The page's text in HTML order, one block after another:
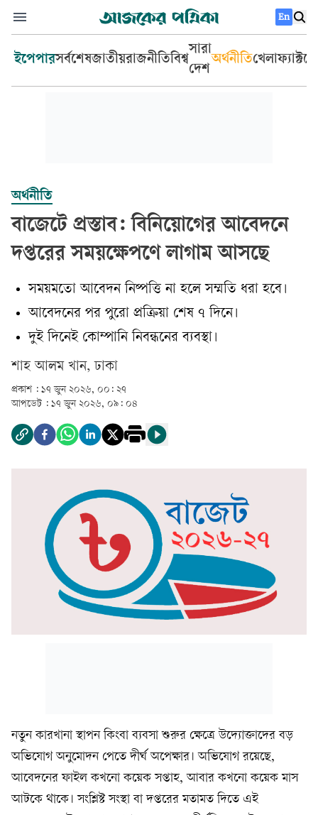
En
ইপেপারসর্বশেষজাতীয়রাজনীতিবিশ্ব
সারা
দেশ
অর্থনীতিখেলা
অর্থনীতি
বাজেটে প্রস্তাব: বিনিয়োগের আবেদনে
দপ্তরের সময়ক্ষেপণে লাগাম আসছে
সময়মতো আবেদন নিষ্পত্তি না হলে সম্মতি ধরা হবে।
আবেদনের পর পুরো প্রক্রিয়া শেষ ৭ দিনে।
দুই দিনেই কোম্পানি নিবন্ধনের ব্যবস্থা।
শাহ আলম খান, ঢাকা
প্রকাশ : ১৭ জুন ২০২৬, ০০: ২৭
আপডেট : ১৭ জুন ২০২৬, ০৯: ০৪
নতুন কারখানা স্থাপন কিংবা ব্যবসা শুরুর ক্ষেত্রে উদ্যোক্তাদের বড়
অভিযোগ অনুমোদন পেতে দীর্ঘ অপেক্ষার। অভিযোগ রয়েছে,
আবেদনের ফাইল কখনো কয়েক সপ্তাহ, আবার কখনো কয়েক মাস
আটকে থাকে। সংশ্লিষ্ট সংস্থা বা দপ্তরের মতামত দিতে এই